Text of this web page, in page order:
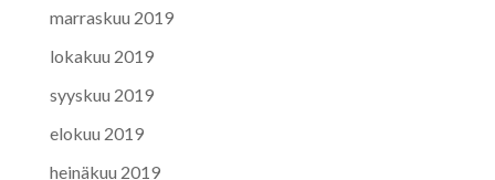
marraskuu 2019
lokakuu 2019
syyskuu 2019
elokuu 2019
heinäkuu 2019